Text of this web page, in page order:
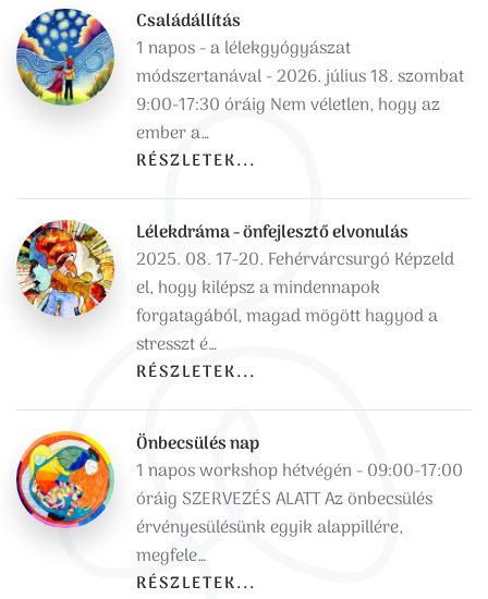
Családállítás
1 napos - a lélekgyógyászat
módszertanával - 2026. július 18. szombat
9:00-17:30 óráig Nem véletlen, hogy az
ember a…
RÉSZLETEK...
Lélekdráma - önfejlesztő elvonulás
2025. 08. 17-20. Fehérvárcsurgó Képzeld
el, hogy kilépsz a mindennapok
forgatagából, magad mögött hagyod a
stresszt é…
RÉSZLETEK...
Önbecsülés nap
1 napos workshop hétvégén - 09:00-17:00
óráig SZERVEZÉS ALATT Az önbecsülés
érvényesülésünk egyik alappillére,
megfele…
RÉSZLETEK...